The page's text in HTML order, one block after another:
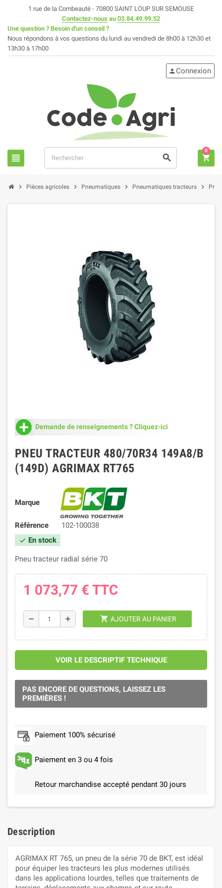
1 rue de la Combeauté - 70800 SAINT LOUP SUR SEMOUSE
Contactez-nous au 03.84.49.99.52
Une question ? Besoin d'un conseil ?
Nous répondons à vos questions du lundi au vendredi de 8h00 à 12h30 et
13h30 à 17h00
view_headline search
person Connexion
shopping_cart
0
chevron_right Pièces agricoles chevron_right Pneumatiques chevron_right Pneumatiques tracteurs chevron_right
Demande de renseignements ? Cliquez-ici
PNEU TRACTEUR 480/70R34 149A8/B
(149D) AGRIMAX RT765
Marque
Référence 102-100038
check En stock
Pneu tracteur radial série 70
1 073,77 € TTC
remove add shopping_cart AJOUTER AU PANIER
VOIR LE DESCRIPTIF TECHNIQUE
PAS ENCORE DE QUESTIONS, LAISSEZ LES
PREMIÈRES !
Paiement 100% sécurisé
Paiement en 3 ou 4 fois
Retour marchandise accepté pendant 30 jours
Description
AGRIMAX RT 765, un pneu de la série 70 de BKT, est idéal
pour équiper les tracteurs les plus modernes utilisés
dans les applications lourdes, telles que traitements de